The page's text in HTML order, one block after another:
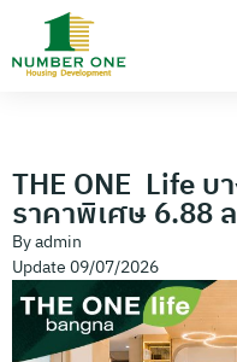
THE ONE Life
ราคาพิเศษ 6.88
Byadmin
Update09/07/2026